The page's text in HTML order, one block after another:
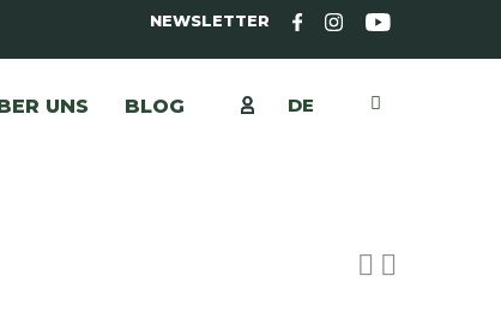
NEWSLETTER
UNS BLOG DE